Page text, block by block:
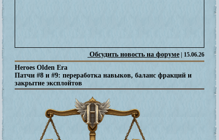
Обсудить новость на форуме | 15.06.26
Heroes Olden Era
Патчи #8 и #9: переработка навыков, баланс фракций и
закрытие эксплойтов